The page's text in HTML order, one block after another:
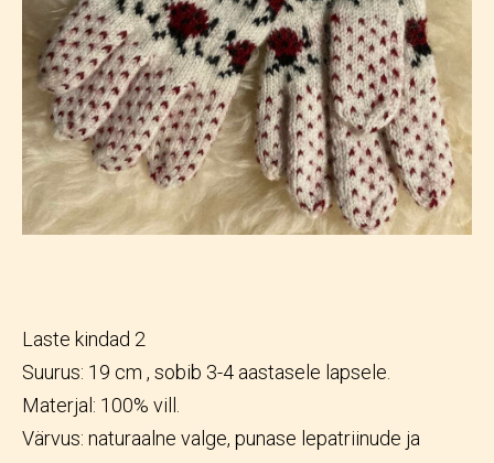
Laste kindad 2
Suurus: 19 cm , sobib 3-4 aastasele lapsele.
Materjal: 100% vill.
Värvus: naturaalne valge, punase lepatriinude ja